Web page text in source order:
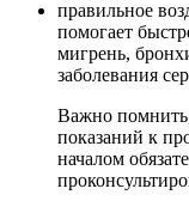
правильное
помогает
мигрень,
заболевания
Важно
показаний к
началом